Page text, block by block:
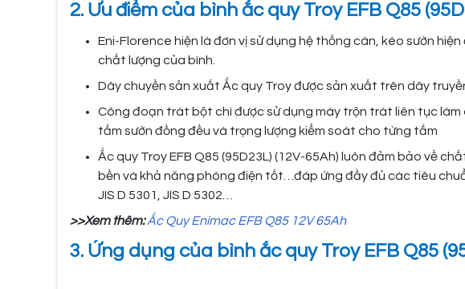
2. Ưu điểm của bình ắc quy Troy EFB Q85
Eni-Florence hiện là đơn vị sử dụng hệ thống cán, kéo sườn
chất lượng của bình.
Dây chuyền sản xuất Ắc quy Troy được sản xuất trên dây
Công đoạn trát bột chì được sử dụng máy trộn trát liên tục
tấm sườn đồng đều và trọng lượng kiểm soát cho từng tấm
Ắc quy Troy EFB Q85 (95D23L) (12V-65Ah) luôn đảm bảo về
bền và khả năng phóng điện tốt…đáp ứng đầy đủ các tiêu
JIS D 5301, JIS D 5302…
>>Xem thêm:Ắc Quy Enimac EFB Q85 12V 65Ah
3. Ứng dụng của bình ắc quy Troy EFB Q85